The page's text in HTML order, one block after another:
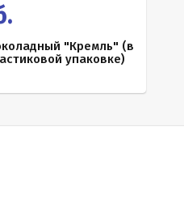
"Кремль" (в
упаковке)